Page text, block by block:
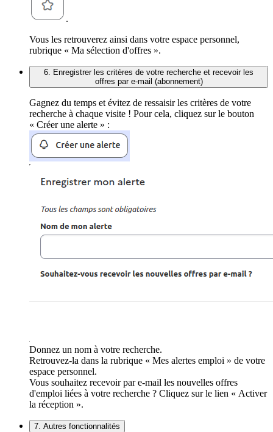
.
Vous les retrouverez ainsi dans votre espace personnel,
rubrique « Ma sélection d'offres ».
6. Enregistrer les critères de votre recherche et recevoir les
offres par e-mail (abonnement)
Gagnez du temps et évitez de ressaisir les critères de votre
recherche à chaque visite ! Pour cela, cliquez sur le bouton
« Créer une alerte » :
Donnez un nom à votre recherche.
Retrouvez-la dans la rubrique « Mes alertes emploi » de votre
espace personnel.
Vous souhaitez recevoir par e-mail les nouvelles offres
d'emploi liées à votre recherche ? Cliquez sur le lien « Activer
la réception ».
7. Autres fonctionnalités